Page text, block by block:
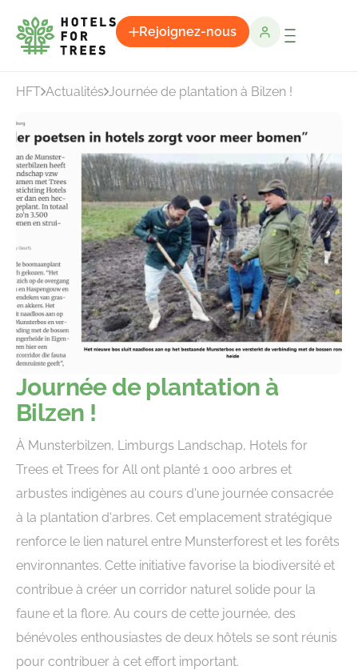
Rejoignez-nous
HFT Actualités Journée de plantation à Bilzen !
Journée de plantation à
Bilzen !
À Munsterbilzen, Limburgs Landschap, Hotels for
Trees et Trees for All ont planté 1 000 arbres et
arbustes indigènes au cours d'une journée consacrée
à la plantation d'arbres. Cet emplacement stratégique
renforce le lien naturel entre Munsterforest et les forêts
environnantes. Cette initiative favorise la biodiversité et
contribue à créer un corridor naturel solide pour la
faune et la flore. Au cours de cette journée, des
bénévoles enthousiastes de deux hôtels se sont réunis
pour contribuer à cet effort important.